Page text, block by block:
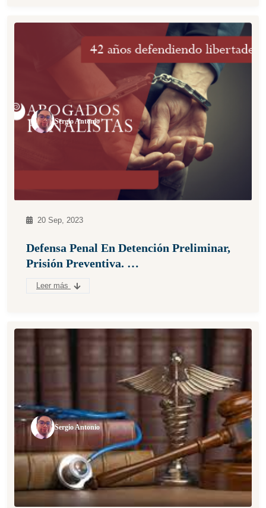
Sergio Antonio
20 Sep, 2023
Defensa Penal En Detención Preliminar,
Prisión Preventiva. …
Leer más
Sergio Antonio